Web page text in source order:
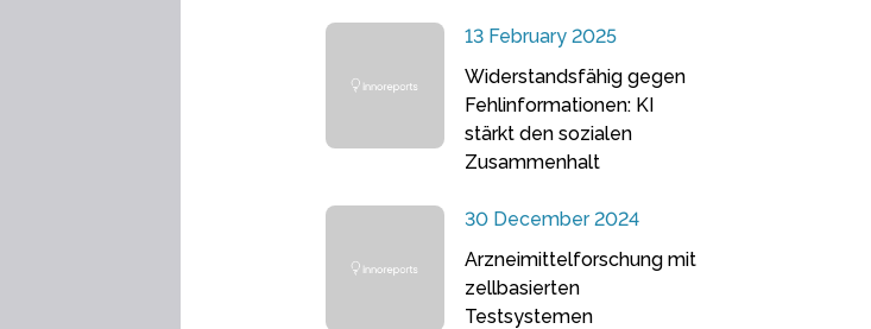
13 February 2025
Widerstandsfähig gegen
Fehlinformationen: KI
stärkt den sozialen
Zusammenhalt
30 December 2024
Arzneimittelforschung mit
zellbasierten
Testsystemen